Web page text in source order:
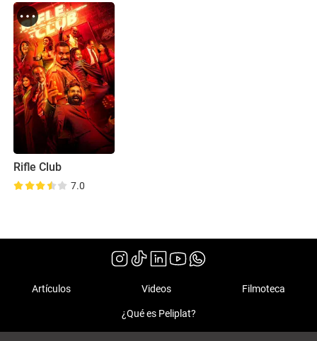
Rifle Club
7.0
Artículos Videos Filmoteca
¿Qué es Peliplat?